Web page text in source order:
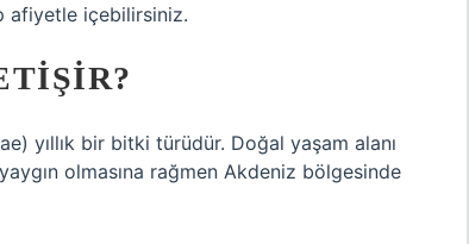
afiyetle içebilirsiniz.
yıllık bir bitki türüdür. Doğal yaşam alanı
olmasına rağmen Akdeniz bölgesinde